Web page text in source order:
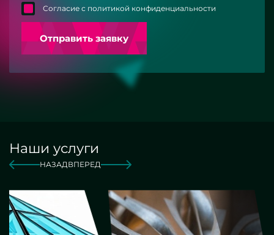
Согласие с политикой конфиденциальности
Отправить заявку
Наши услуги
НАЗАДВПЕРЕД